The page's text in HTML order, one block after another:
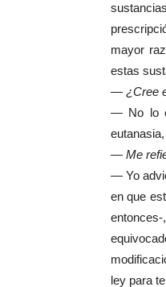
mayor
estas
— ¿Cree
— No lo
— Me
— Yo
en que
ley para